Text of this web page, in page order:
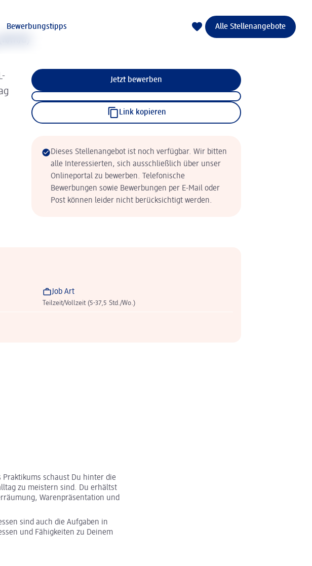
Bewerbungstipps Alle Stellenangebote
Jetzt bewerben
Link kopieren
Dieses Stellenangebot ist noch verfügbar. Wir bitten
alle Interessierten, sich ausschließlich über unser
Onlineportal zu bewerben. Telefonische
Bewerbungen sowie Bewerbungen per E-Mail oder
Post können leider nicht berücksichtigt werden.
Job Art
Teilzeit/Vollzeit (5-37,5 Std./Wo.)
Praktikums schaust Du hinter die
zu meistern sind. Du erhältst
Warenpräsentation und
sind auch die Aufgaben in
und Fähigkeiten zu Deinem